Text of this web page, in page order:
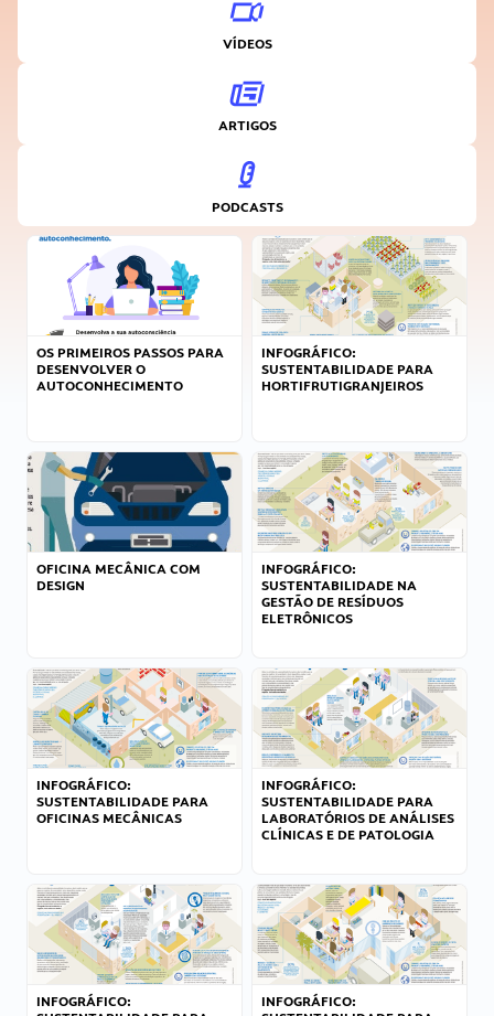
VÍDEOS
ARTIGOS
PODCASTS
OS PRIMEIROS PASSOS PARA
DESENVOLVER O
AUTOCONHECIMENTO
INFOGRÁFICO:
SUSTENTABILIDADE PARA
HORTIFRUTIGRANJEIROS
OFICINA MECÂNICA COM
DESIGN
INFOGRÁFICO:
SUSTENTABILIDADE NA
GESTÃO DE RESÍDUOS
ELETRÔNICOS
INFOGRÁFICO:
SUSTENTABILIDADE PARA
OFICINAS MECÂNICAS
INFOGRÁFICO:
SUSTENTABILIDADE PARA
LABORATÓRIOS DE ANÁLISES
CLÍNICAS E DE PATOLOGIA
INFOGRÁFICO:
INFOGRÁFICO: